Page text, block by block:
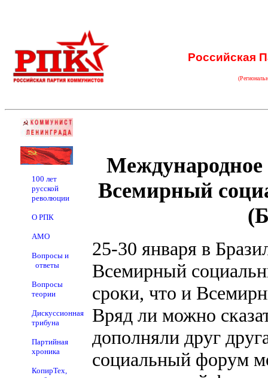
Российская
100 лет
русской
революции
О РПК
АМО
Вопросы и
ответы
Вопросы
теории
Дискуссионная
трибуна
Партийная
хроника
КопирТех,
Международное
Всемирный
25-30 января в
Всемирный
сроки, что и
Вряд ли можно
дополняли друг
социальный форум